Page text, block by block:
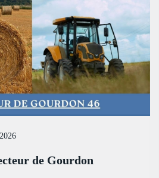
de Gourdon